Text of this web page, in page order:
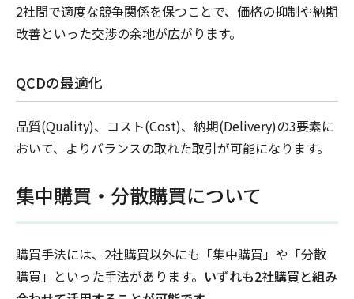
2社間で適度な競争関係を保つことで、価格の抑制や納期
改善といった交渉の余地が広がります。
QCDの最適化
品質(Quality)、コスト(Cost)、納期(Delivery)の3要素に
おいて、よりバランスの取れた取引が可能になります。
集中購買・分散購買について
購買手法には、2社購買以外にも「集中購買」や「分散
購買」といった手法があります。 いずれも2社購買と組み